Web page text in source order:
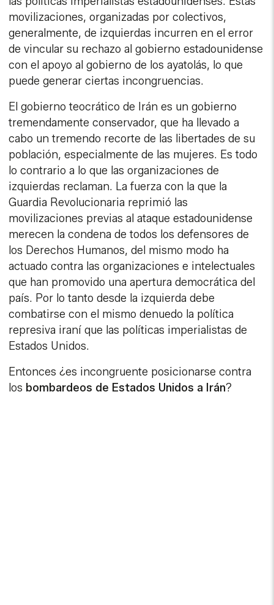
movilizaciones, organizadas por colectivos,
generalmente, de izquierdas incurren en el error
de vincular su rechazo al gobierno estadounidense
con el apoyo al gobierno de los ayatolás, lo que
puede generar ciertas incongruencias.
El gobierno teocrático de Irán es un gobierno
tremendamente conservador, que ha llevado a
cabo un tremendo recorte de las libertades de su
población, especialmente de las mujeres. Es todo
lo contrario a lo que las organizaciones de
izquierdas reclaman. La fuerza con la que la
Guardia Revolucionaria reprimió las
movilizaciones previas al ataque estadounidense
merecen la condena de todos los defensores de
los Derechos Humanos, del mismo modo ha
actuado contra las organizaciones e intelectuales
que han promovido una apertura democrática del
país. Por lo tanto desde la izquierda debe
combatirse con el mismo denuedo la política
represiva iraní que las políticas imperialistas de
Estados Unidos.
Entonces ¿es incongruente posicionarse contra
los bombardeos de Estados Unidos a Irán?